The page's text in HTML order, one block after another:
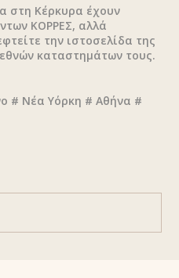
στη Κέρκυρα έχουν
ΚΟΡΡΕΣ, αλλά
την ιστοσελίδα της
καταστημάτων τους.
# Νέα Υόρκη # Αθήνα #